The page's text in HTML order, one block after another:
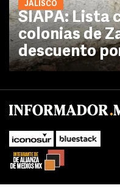
JALISCO
SIAPA: Lista
colonias de
descuento